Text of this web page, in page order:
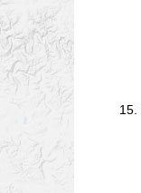
15.